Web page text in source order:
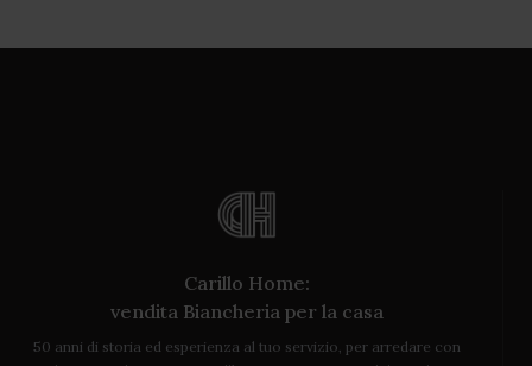
Carillo Home:
vendita Biancheria per la casa
50 anni di storia ed esperienza al tuo servizio, per arredare con